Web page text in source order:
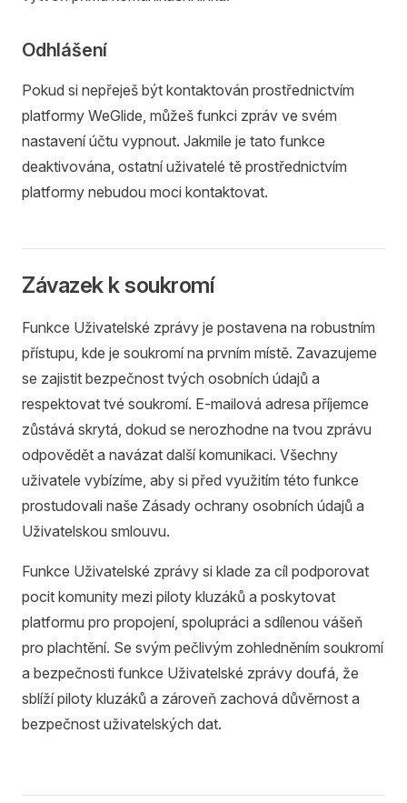
Odhlášení
Pokud si nepřeješ být kontaktován prostřednictvím
platformy WeGlide, můžeš funkci zpráv ve svém
nastavení účtu vypnout. Jakmile je tato funkce
deaktivována, ostatní uživatelé tě prostřednictvím
platformy nebudou moci kontaktovat.
Závazek k soukromí
Funkce Uživatelské zprávy je postavena na robustním
přístupu, kde je soukromí na prvním místě. Zavazujeme
se zajistit bezpečnost tvých osobních údajů a
respektovat tvé soukromí. E-mailová adresa příjemce
zůstává skrytá, dokud se nerozhodne na tvou zprávu
odpovědět a navázat další komunikaci. Všechny
uživatele vybízíme, aby si před využitím této funkce
prostudovali naše Zásady ochrany osobních údajů a
Uživatelskou smlouvu.
Funkce Uživatelské zprávy si klade za cíl podporovat
pocit komunity mezi piloty kluzáků a poskytovat
platformu pro propojení, spolupráci a sdílenou vášeň
pro plachtění. Se svým pečlivým zohledněním soukromí
a bezpečnosti funkce Uživatelské zprávy doufá, že
sblíží piloty kluzáků a zároveň zachová důvěrnost a
bezpečnost uživatelských dat.